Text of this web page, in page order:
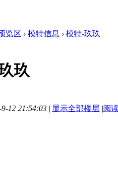
览区 › 模特信息 › 模特-玖玖
玖
12 21:54:03 | 显示全部楼层 |阅